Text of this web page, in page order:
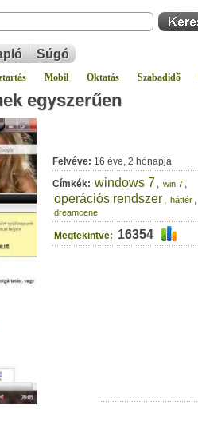
Súgó
Mobil Oktatás Szabadidő
egyszerűen
Felvéve: 16 éve, 2 hónapja
Címkék: windows 7 , win 7 ,
operációs rendszer , háttér ,
dreamcene
Megtekintve: 16354